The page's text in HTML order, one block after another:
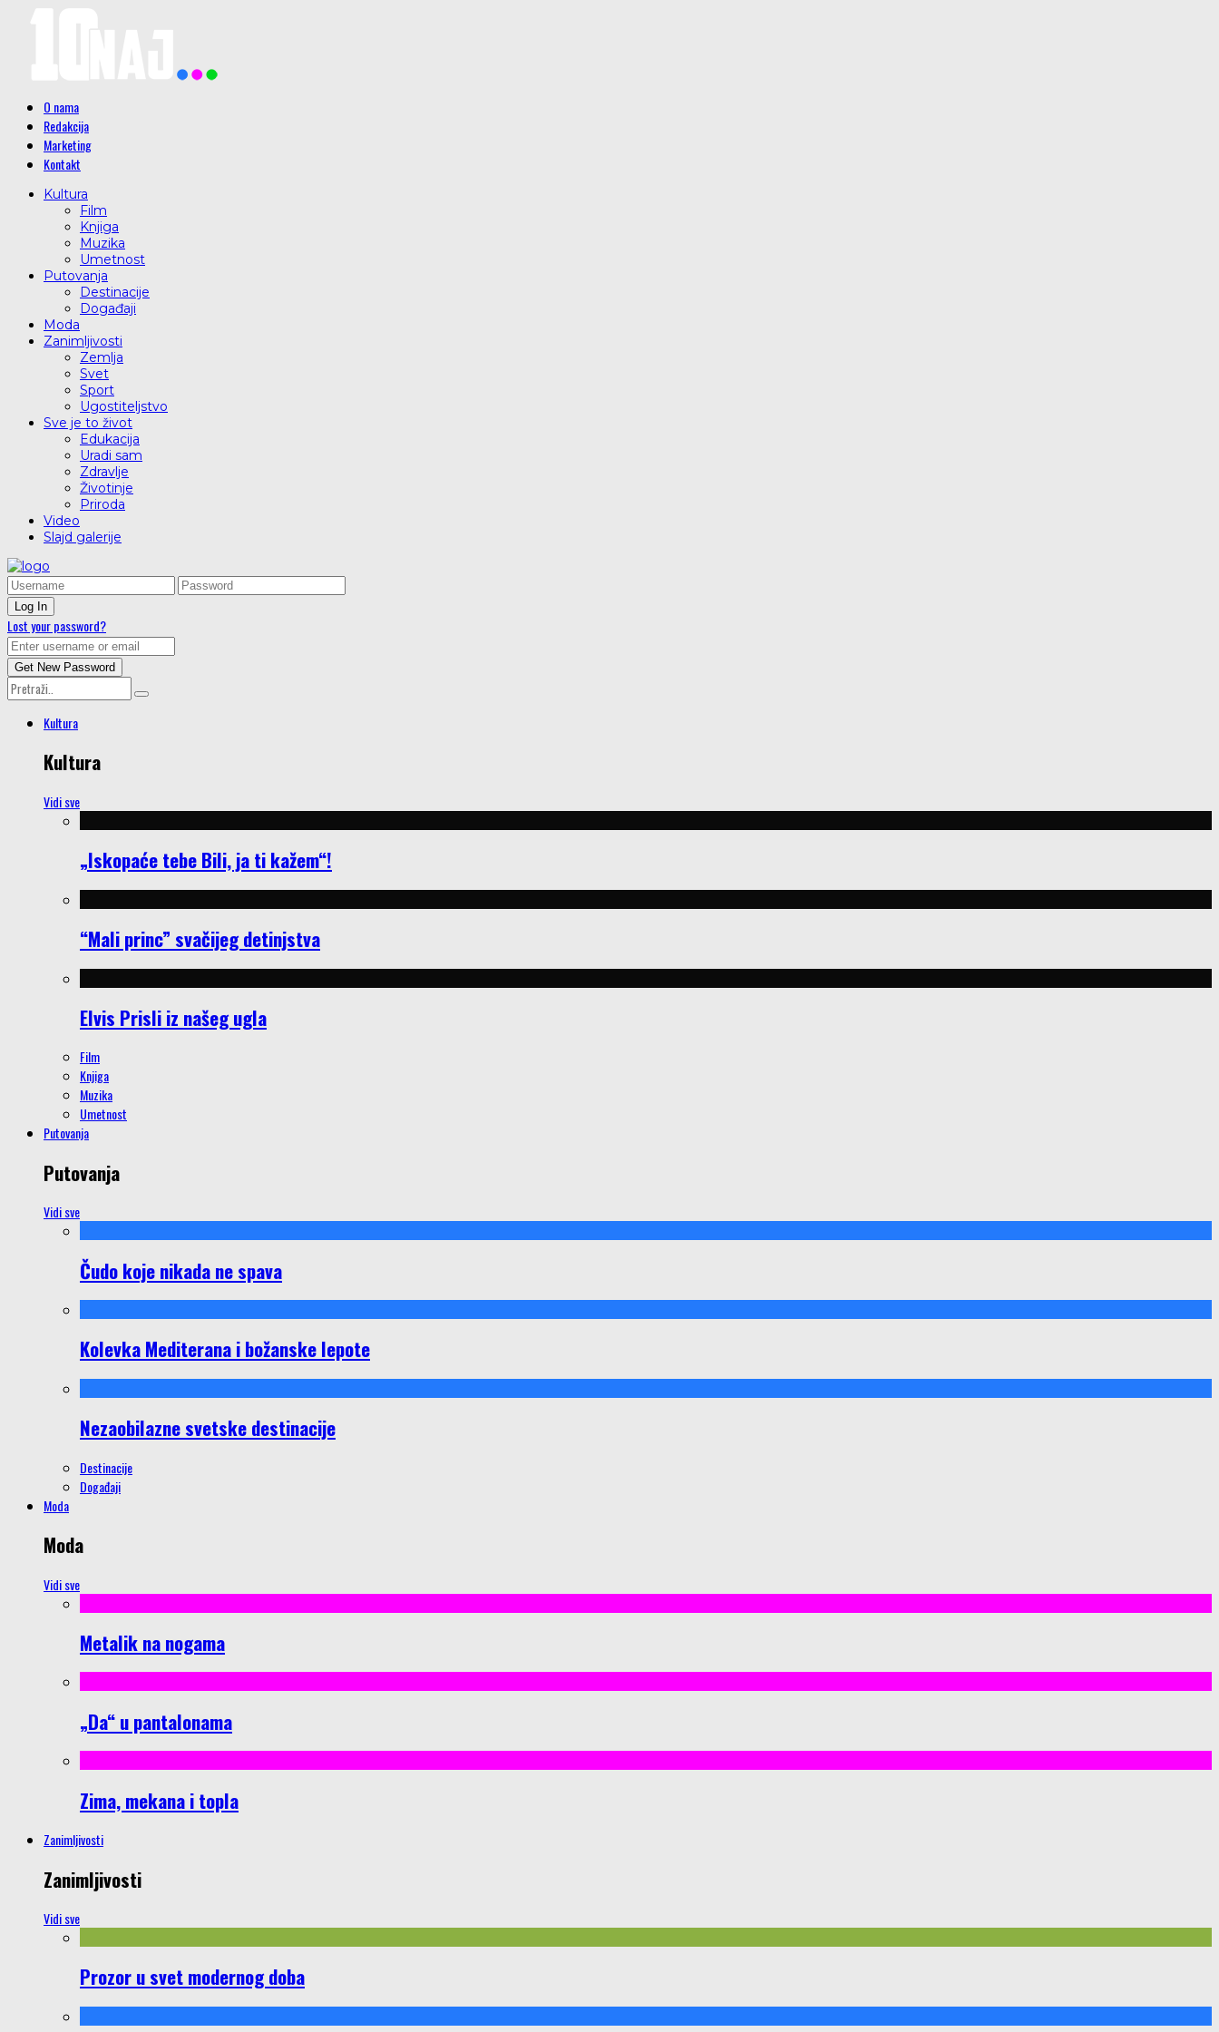
O nama
Redakcija
Marketing
Kontakt
Kultura
Film
Knjiga
Muzika
Umetnost
Putovanja
Destinacije
Događaji
Moda
Zanimljivosti
Zemlja
Svet
Sport
Ugostiteljstvo
Sve je to život
Edukacija
Uradi sam
Zdravlje
Životinje
Priroda
Video
Slajd galerije
Lost your password?
Kultura
Kultura
Vidi sve
„Iskopaće tebe Bili, ja ti kažem“!
“Mali princ” svačijeg detinjstva
Elvis Prisli iz našeg ugla
Film
Knjiga
Muzika
Umetnost
Putovanja
Putovanja
Vidi sve
Čudo koje nikada ne spava
Kolevka Mediterana i božanske lepote
Nezaobilazne svetske destinacije
Destinacije
Događaji
Moda
Moda
Vidi sve
Metalik na nogama
„Da“ u pantalonama
Zima, mekana i topla
Zanimljivosti
Zanimljivosti
Vidi sve
Prozor u svet modernog doba